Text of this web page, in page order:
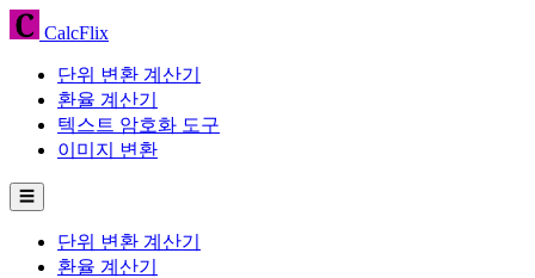
CalcFlix
단위 변환 계산기
환율 계산기
텍스트 암호화 도구
이미지 변환
☰
단위 변환 계산기
환율 계산기